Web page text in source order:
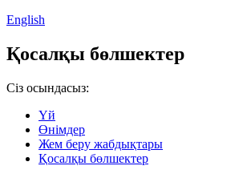
English
Қосалқы бөлшектер
Сіз осындасыз:
Үй
Өнімдер
Жем беру жабдықтары
Қосалқы бөлшектер